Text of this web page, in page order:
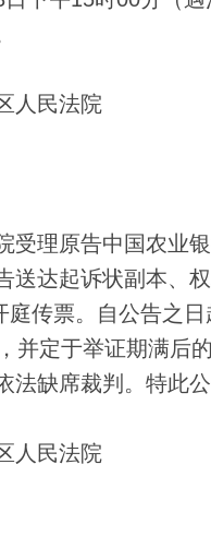
民法院
理原告中国农业银
送达起诉状副本、
庭传票。自公告之
并定于举证期满后
缺席裁判。特此公
民法院